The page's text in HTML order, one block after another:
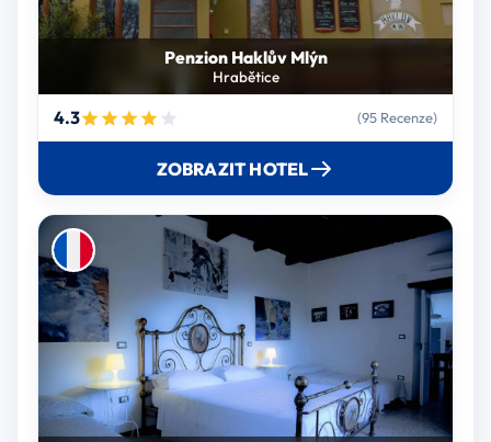
Penzion Haklův Mlýn
Hrabětice
4.3 (95 Recenze)
ZOBRAZIT HOTEL